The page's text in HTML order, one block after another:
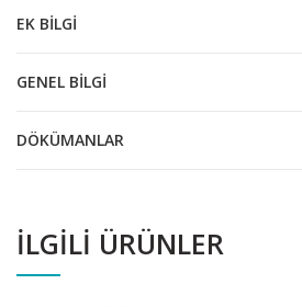
EK BILGI
GENEL BILGI
DÖKÜMANLAR
İLGILI ÜRÜNLER